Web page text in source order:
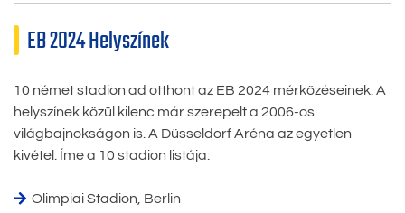
EB 2024 Helyszínek
10 német stadion ad otthont az EB 2024 mérkőzéseinek. A
helyszínek közül kilenc már szerepelt a 2006-os
világbajnokságon is. A Düsseldorf Aréna az egyetlen
kivétel. Íme a 10 stadion listája:
Olimpiai Stadion, Berlin